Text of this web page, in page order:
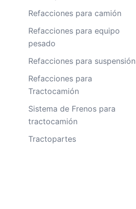
Refacciones para camión
Refacciones para equipo
pesado
Refacciones para suspensión
Refacciones para
Tractocamión
Sistema de Frenos para
tractocamión
Tractopartes